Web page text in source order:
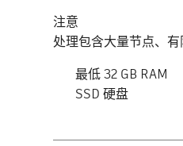
注意
处理包含大量节点、有
最低 32 GB RAM
SSD 硬盘